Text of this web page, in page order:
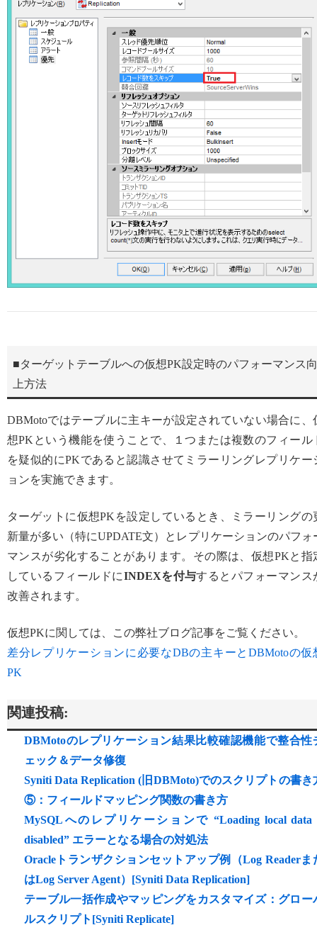
■ターゲットテーブルへの仮想PK設定時のパフォーマンス向
上方法
DBMotoではテーブルに主キーが設定されていない場合に、
想PKという機能を使うことで、１つまたは複数のフィール
を疑似的にPKであると認識させてミラーリングレプリケー
ョンを実施できます。
ターゲットに仮想PKを設定しているとき、ミラーリングの
新量が多い（特にUPDATE文）とレプリケーションのパフォ
マンスが劣化することがあります。その際は、仮想PKと指
しているフィールドにINDEXを付与するとパフォーマンス
改善されます。
仮想PKに関しては、この弊社ブログ記事をご覧ください。
差分レプリケーションに必要なDBの主キーとDBMotoの仮
PK
関連投稿:
DBMotoのレプリケーション結果比較確認機能で整合性
ェック＆データ修復
Syniti Data Replication (旧DBMoto)でのスクリプトの書き
⑤：フィールドマッピング関数の書き方
MySQLへのレプリケーションで “Loading local data
disabled” エラーとなる場合の対処法
Oracleトランザクションセットアップ例（Log Readerま
はLog Server Agent）[Syniti Data Replication]
テーブル一括作成やマッピングをカスタマイズ：グロー
ルスクリプト[Syniti Replicate]